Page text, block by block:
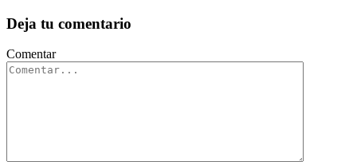
Deja tu comentario
Comentar